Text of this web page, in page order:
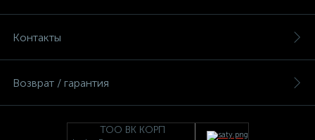
Контакты
Возврат / гарантия
ТОО ВК КОРП